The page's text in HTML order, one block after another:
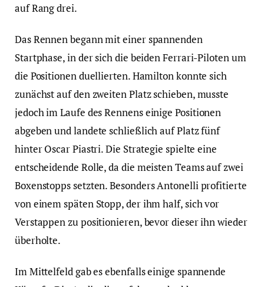
auf Rang drei.
Das Rennen begann mit einer spannenden
Startphase, in der sich die beiden Ferrari-Piloten um
die Positionen duellierten. Hamilton konnte sich
zunächst auf den zweiten Platz schieben, musste
jedoch im Laufe des Rennens einige Positionen
abgeben und landete schließlich auf Platz fünf
hinter Oscar Piastri. Die Strategie spielte eine
entscheidende Rolle, da die meisten Teams auf zwei
Boxenstopps setzten. Besonders Antonelli profitierte
von einem späten Stopp, der ihm half, sich vor
Verstappen zu positionieren, bevor dieser ihn wieder
überholte.
Im Mittelfeld gab es ebenfalls einige spannende